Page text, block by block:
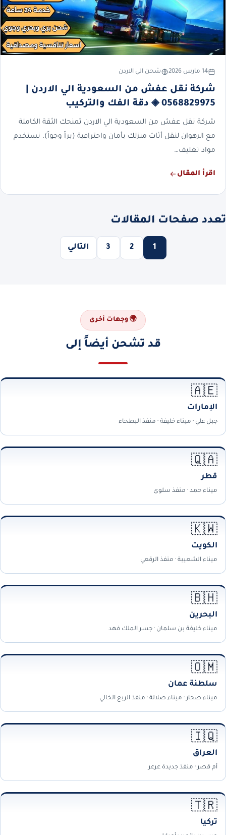
14 مارس 2026 شحن الي الاردن
شركة نقل عفش من السعودية الي الاردن |
0568829975 ◈ دقة الفك والتركيب
شركة نقل عفش من السعودية الي الاردن تمنحك الثقة الكاملة
مع الرهوان لنقل أثاث منزلك بأمان واحترافية (براً وجواً). نستخدم
مواد تغليف…
اقرأ المقال
تعدد صفحات المقالات
1
2
3 التالي
🌍 وجهات أخرى
قد تشحن أيضاً إلى
🇦🇪
الإمارات
جبل علي · ميناء خليفة · منفذ البطحاء
🇶🇦
قطر
ميناء حمد · منفذ سلوى
🇰🇼
الكويت
ميناء الشعيبة · منفذ الرقعي
🇧🇭
البحرين
ميناء خليفة بن سلمان · جسر الملك فهد
🇴🇲
سلطنة عمان
ميناء صحار · ميناء صلالة · منفذ الربع الخالي
🇮🇶
العراق
أم قصر · منفذ جديدة عرعر
🇹🇷
تركيا